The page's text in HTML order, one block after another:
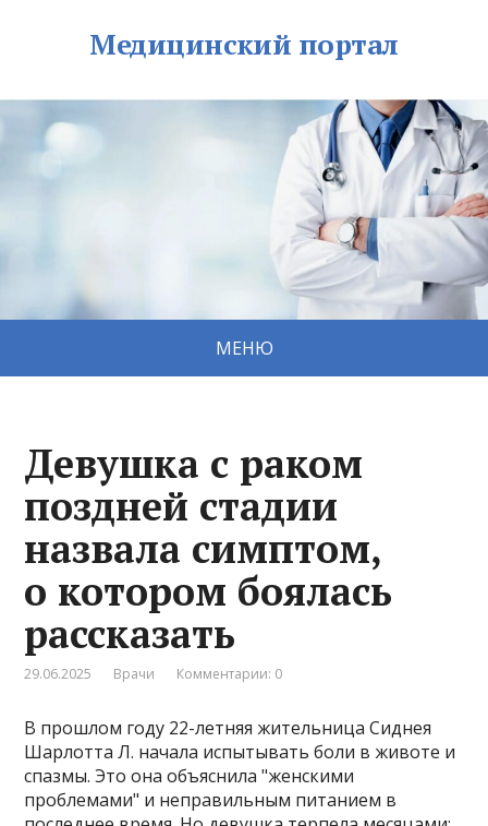
Медицинский портал
МЕНЮ
Девушка с раком
поздней стадии
назвала симптом,
о котором боялась
рассказать
29.06.2025 Врачи Комментарии: 0
В прошлом году 22-летняя жительница Сиднея
Шарлотта Л. начала испытывать боли в животе и
спазмы. Это она объяснила "женскими
проблемами" и неправильным питанием в